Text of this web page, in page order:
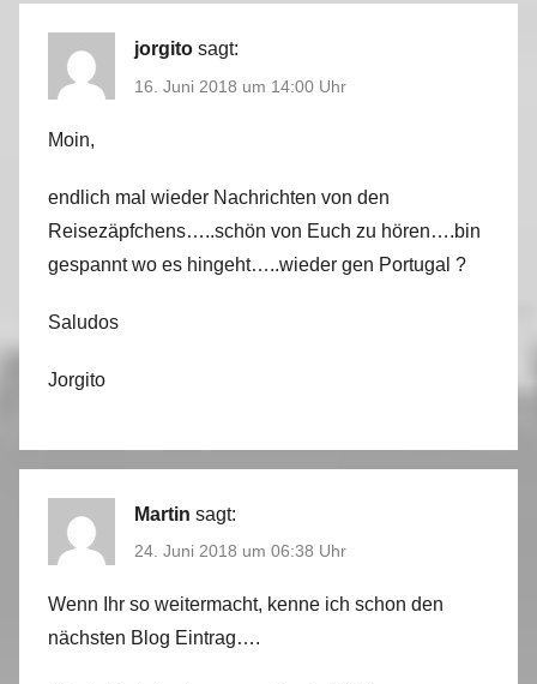
jorgito sagt:
16. Juni 2018 um 14:00 Uhr
Moin,
endlich mal wieder Nachrichten von den
Reisezäpfchens…..schön von Euch zu hören….bin
gespannt wo es hingeht…..wieder gen Portugal ?
Saludos
Jorgito
Martin sagt:
24. Juni 2018 um 06:38 Uhr
Wenn Ihr so weitermacht, kenne ich schon den
nächsten Blog Eintrag….